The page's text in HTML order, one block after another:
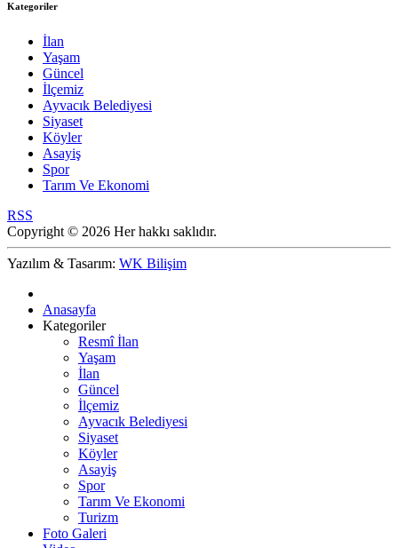
Kategoriler
İlan
Yaşam
Güncel
İlçemiz
Ayvacık Belediyesi
Siyaset
Köyler
Asayiş
Spor
Tarım Ve Ekonomi
RSS
Copyright © 2026 Her hakkı saklıdır.
Yazılım & Tasarım: WK Bilişim
Anasayfa
Kategoriler
Resmî İlan
Yaşam
İlan
Güncel
İlçemiz
Ayvacık Belediyesi
Siyaset
Köyler
Asayiş
Spor
Tarım Ve Ekonomi
Turizm
Foto Galeri